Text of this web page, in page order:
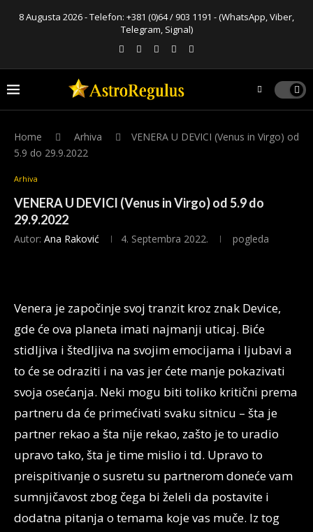
8 Augusta 2026 - Telefon: +381 (0)64 / 903 1191 - (WhatsApp, Viber,
Telegram, Signal)
Home Arhiva
VENERA U DEVICI (Venus in Virgo) od
5.9 do 29.9.2022
Arhiva
VENERA U DEVICI (Venus in Virgo) od 5.9 do
29.9.2022
Autor: Ana Raković 4. Septembra 2022. pogleda
Venera je započinje svoj tranzit kroz znak Device,
gde će ova planeta imati najmanji uticaj. Biće
stidljiva i štedljiva na svojim emocijama i ljubavi a
to će se odraziti i na vas jer ćete manje pokazivati
svoja osećanja. Neki mogu biti toliko kritični prema
partneru da će primećivati svaku sitnicu – šta je
partner rekao a šta nije rekao, zašto je to uradio
upravo tako, šta je time mislio i td. Upravo to
preispitivanje o susretu su partnerom doneće vam
sumnjičavost zbog čega bi želeli da postavite i
dodatna pitanja o temama koje vas muče. Iz tog